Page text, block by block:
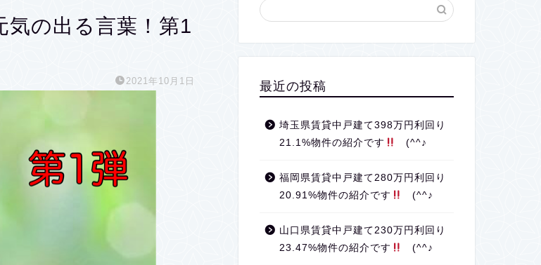
気の出る言葉！第1
2021年10月1日 最近の投稿
埼玉県賃貸中戸建て398万円利回り
21.1%物件の紹介です
(^^♪
福岡県賃貸中戸建て280万円利回り
20.91%物件の紹介です
(^^♪
山口県賃貸中戸建て230万円利回り
23.47%物件の紹介です
(^^♪